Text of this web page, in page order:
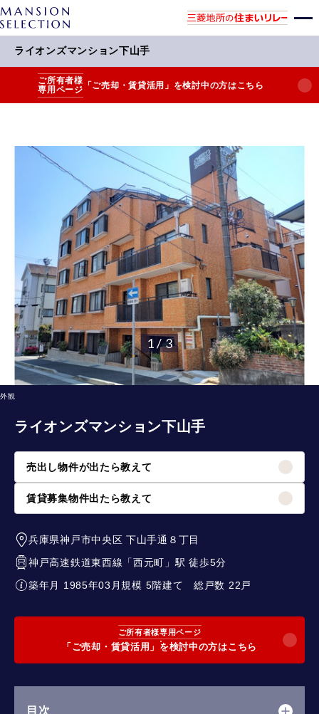
ライオンズマンション下山手
ご所有者様
専用ページ 「ご売却・賃貸活用」を検討中の方はこちら
外観
1 / 3
ライオンズマンション下山手
売出し物件が出たら教えて
賃貸募集物件出たら教えて
兵庫県神戸市中央区 下山手通８丁目
神戸高速鉄道東西線 「西元町 」駅 徒歩5分
築年月 1985年03月規模 5階建て総戸数 22戸
ご所有者様専用ページ
「ご売却・賃貸活用」を検討中の方はこちら
目次